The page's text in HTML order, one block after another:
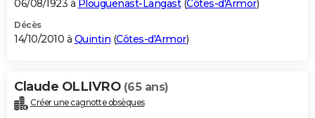
06/08/1923 à Plouguenast-Langast(Côtes-d'Armor)
Décès
14/10/2010 à Quintin (Côtes-d'Armor)
Claude OLLIVRO (65 ans)
Créer une cagnotte obsèques